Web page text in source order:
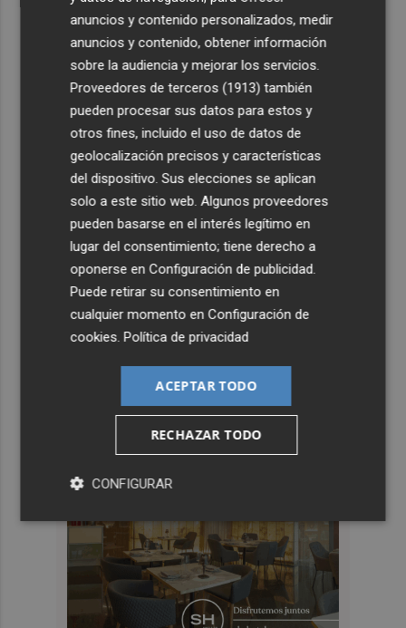
anuncios y contenido personalizados, medir
anuncios y contenido, obtener información
sobre la audiencia y mejorar los servicios.
Proveedores de terceros (1913) también
pueden procesar sus datos para estos y
otros fines, incluido el uso de datos de
geolocalización precisos y características
del dispositivo. Sus elecciones se aplican
solo a este sitio web. Algunos proveedores
pueden basarse en el interés legítimo en
lugar del consentimiento; tiene derecho a
oponerse enConfiguración de publicidad
Puede retirar su consentimiento en
cualquier momento enConfiguración de
cookies .Política de privacidad
ACEPTAR TODO
RECHAZAR TODO
CONFIGURAR